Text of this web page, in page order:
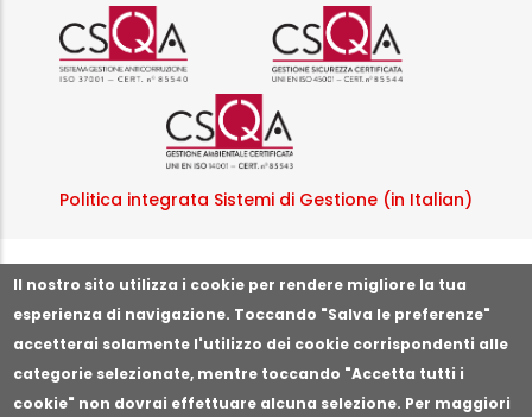
Il nostro sito utilizza i cookie per rendere migliore la tua
esperienza di navigazione. Toccando "Salva le preferenze"
accetterai solamente l'utilizzo dei cookie corrispondenti alle
categorie selezionate, mentre toccando "Accetta tutti i
cookie" non dovrai effettuare alcuna selezione. Per maggiori
Logo certificazione ISO 37001
Logo
Logo certificazione ISO
Politica integrata Sistemi di Gestione (in Italian)
Segnala illeciti o irregolarità